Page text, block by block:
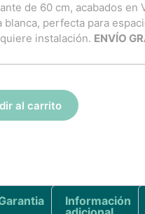
de 60 cm, acabados en
perfecta para
instalación. ENVÍO
al carrito
Información